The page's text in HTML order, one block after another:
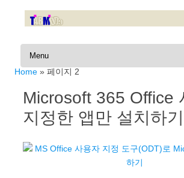
Skip to content
Home » 페이지 2
Microsoft 365 Office
지정한 앱만 설치하기